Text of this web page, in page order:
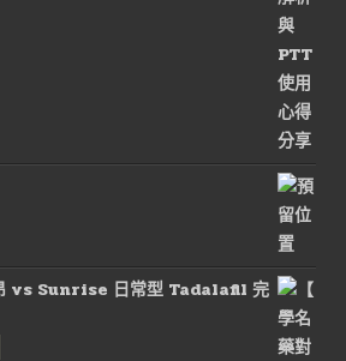
。
昂 vs Sunrise 日常型 Tadalafil 完